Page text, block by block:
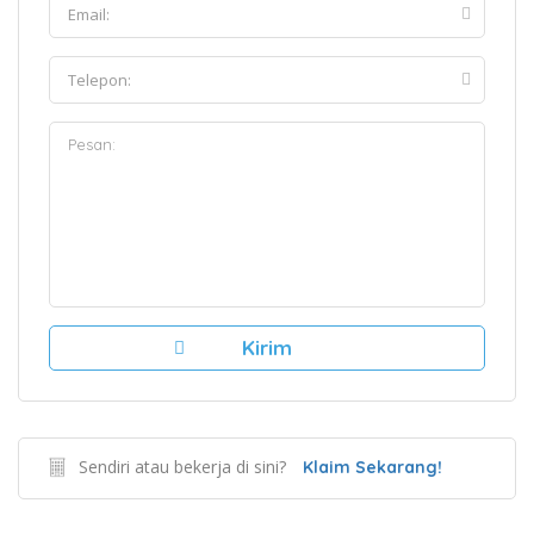
Sendiri atau bekerja di sini? Klaim Sekarang!